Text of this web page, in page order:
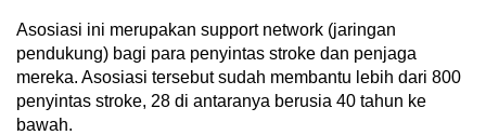
Asosiasi ini merupakan support network (jaringan
pendukung) bagi para penyintas stroke dan penjaga
mereka. Asosiasi tersebut sudah membantu lebih dari 800
penyintas stroke, 28 di antaranya berusia 40 tahun ke
bawah.